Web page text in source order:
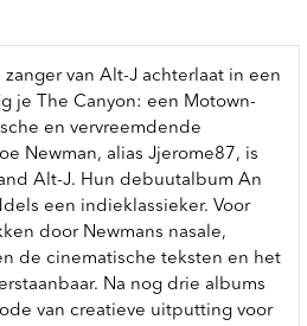
van Alt-J achterlaat in een
je The Canyon: een Motown-
en vervreemdende
Newman, alias Jjerome87, is
Alt-J. Hun debuutalbum An
een indieklassieker. Voor
door Newmans nasale,
de cinematische teksten en het
Na nog drie albums
van creatieve uitputting voor